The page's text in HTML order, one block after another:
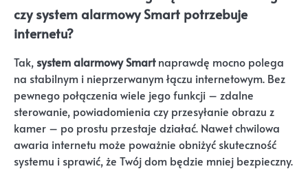
czy system alarmowy Smart potrzebuje
internetu?
Tak, system alarmowy Smartnaprawdę mocno polega
na stabilnym i nieprzerwanym łączu internetowym. Bez
pewnego połączenia wiele jego funkcji – zdalne
sterowanie, powiadomienia czy przesyłanie obrazu z
kamer – po prostu przestaje działać. Nawet chwilowa
awaria internetu może poważnie obniżyć skuteczność
systemu i sprawić, że Twój dom będzie mniej bezpieczny.